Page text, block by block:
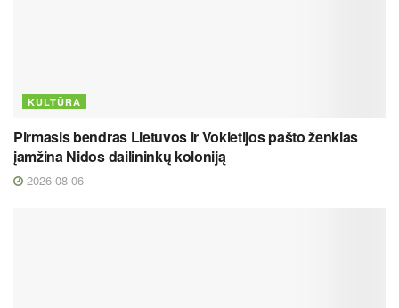
KULTŪRA
Pirmasis bendras Lietuvos ir Vokietijos pašto ženklas
įamžina Nidos dailininkų koloniją
2026 08 06